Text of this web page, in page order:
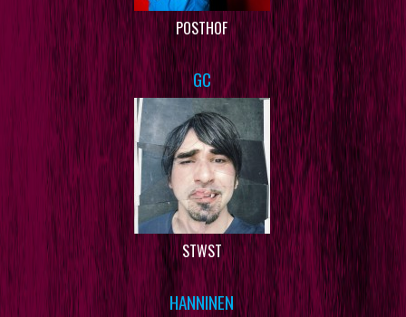
POSTHOF
GC
STWST
HANNINEN